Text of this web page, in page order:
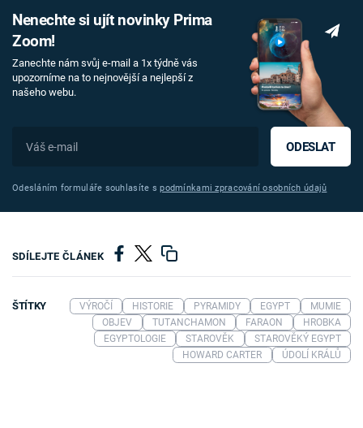
Nenechte si ujít novinky Prima
Zoom!
Zanechte nám svůj e-mail a 1x týdně vás
upozorníme na to nejnovější a nejlepší z
našeho webu.
ODESLAT
Odesláním formuláře souhlasíte spodmínkami zpracování osobních údajů
SDÍLEJTE ČLÁNEK
ŠTÍTKY VÝROČÍ HISTORIE PYRAMIDY EGYPT
MUMIE
OBJEV
TUTANCHAMON FARAON
HROBKA
EGYPTOLOGIE
STAROVĚK
STAROVĚKÝ EGYPT
HOWARD CARTER
ÚDOLÍ KRÁLŮ